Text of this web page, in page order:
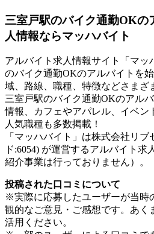
三室戸駅のバイク通勤OKの
人情報ならマッハバイト
アルバイト求人情報サイト「マッ
のバイク通勤OKのアルバイトを
域、路線、職種、特徴などさまざ
三室戸駅のバイク通勤OKのアル
情報、カフェやアパレル、イベン
人気職種も多数掲載！
「マッハバイト」は株式会社リ
ド:6054) が運営するアルバイト求
紹介事業は行っておりません）。
投稿された口コミについて
※実際に応募したユーザーが当時
観的なご意見・ご感想です。あく
活用ください。